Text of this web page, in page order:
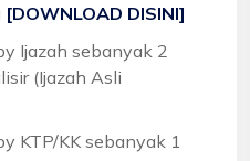
[DOWNLOAD DISINI]
Ijazah sebanyak 2
(Ijazah Asli
KTP/KK sebanyak 1